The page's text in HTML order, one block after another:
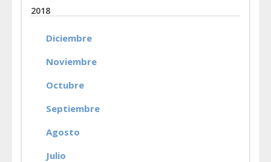
2018
Diciembre
Noviembre
Octubre
Septiembre
Agosto
Julio